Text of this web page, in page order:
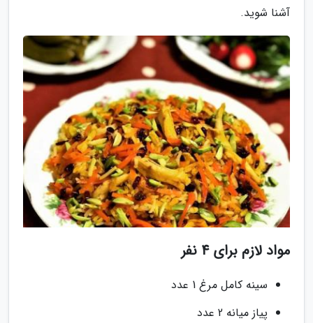
آشنا شوید.
مواد لازم برای 4 نفر
سینه کامل مرغ 1 عدد
پیاز میانه 2 عدد